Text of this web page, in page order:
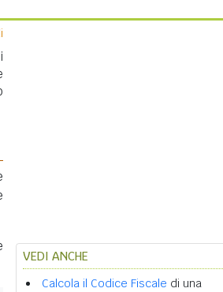
VEDI ANCHE
Calcola il Codice Fiscale di una